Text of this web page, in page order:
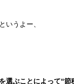
いうよー、
選ぶことによって“